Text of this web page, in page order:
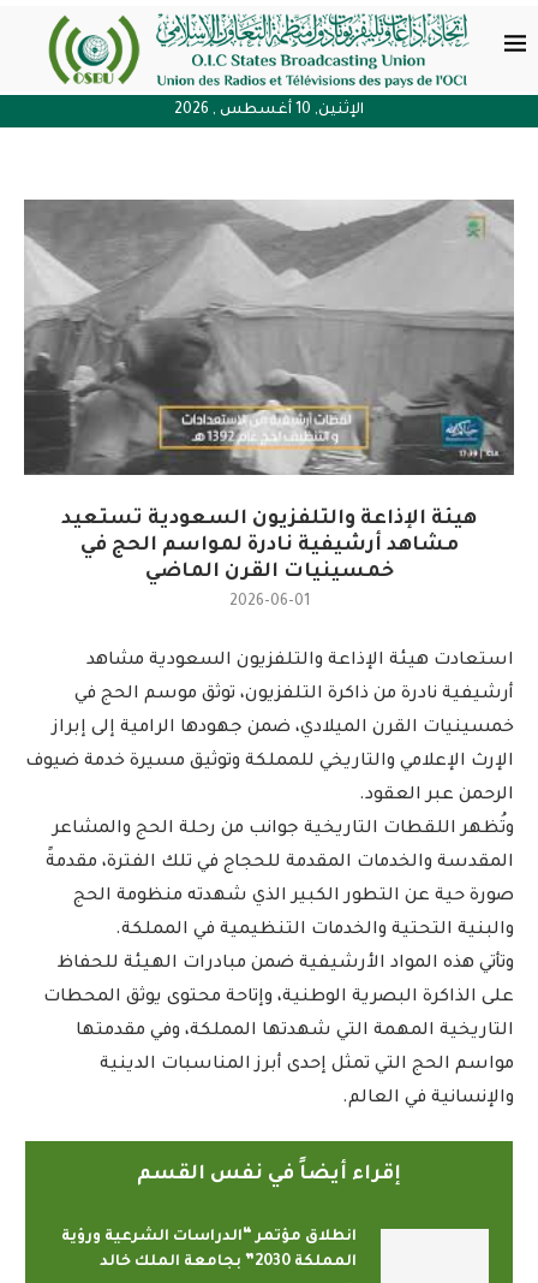
الإثنين, 10 أغسطس , 2026
هيئة الإذاعة والتلفزيون السعودية تستعيد
مشاهد أرشيفية نادرة لمواسم الحج في
خمسينيات القرن الماضي
2026-06-01
استعادت هيئة الإذاعة والتلفزيون السعودية مشاهد
أرشيفية نادرة من ذاكرة التلفزيون، توثق موسم الحج في
خمسينيات القرن الميلادي، ضمن جهودها الرامية إلى إبراز
الإرث الإعلامي والتاريخي للمملكة وتوثيق مسيرة خدمة ضيوف
الرحمن عبر العقود.
وتُظهر اللقطات التاريخية جوانب من رحلة الحج والمشاعر
المقدسة والخدمات المقدمة للحجاج في تلك الفترة، مقدمةً
صورة حية عن التطور الكبير الذي شهدته منظومة الحج
والبنية التحتية والخدمات التنظيمية في المملكة.
وتأتي هذه المواد الأرشيفية ضمن مبادرات الهيئة للحفاظ
على الذاكرة البصرية الوطنية، وإتاحة محتوى يوثق المحطات
التاريخية المهمة التي شهدتها المملكة، وفي مقدمتها
مواسم الحج التي تمثل إحدى أبرز المناسبات الدينية
والإنسانية في العالم.
إقراء أيضاً في نفس القسم
انطلاق مؤتمر “الدراسات الشرعية ورؤية
المملكة 2030” بجامعة الملك خالد